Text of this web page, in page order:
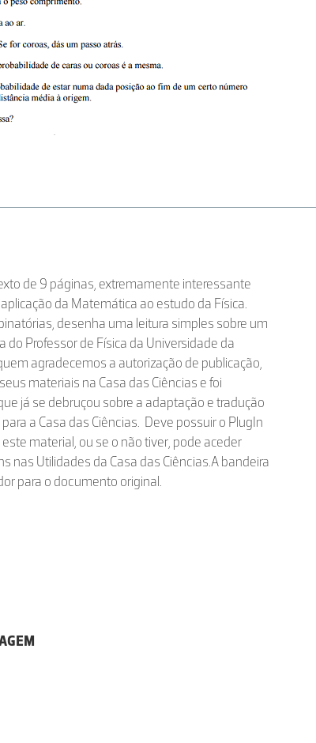
de 9 páginas, extremamente interessante
da Matemática ao estudo da Física.
desenha uma leitura simples sobre um
do Professor de Física da Universidade da
agradecemos a autorização de publicação,
materiais na Casa das Ciências e foi
já se debruçou sobre a adaptação e tradução
a Casa das Ciências. Deve possuir o PlugIn
material, ou se o não tiver, pode aceder
nas Utilidades da Casa das Ciências.A bandeira
para o documento original.